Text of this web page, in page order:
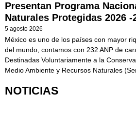
Presentan Programa
Naturales Protegidas 2026 -
5 agosto 2026
México es uno de los países con mayor
del mundo, contamos con 232 ANP de
Destinadas Voluntariamente a la
Medio Ambiente y Recursos Naturales
NOTICIAS